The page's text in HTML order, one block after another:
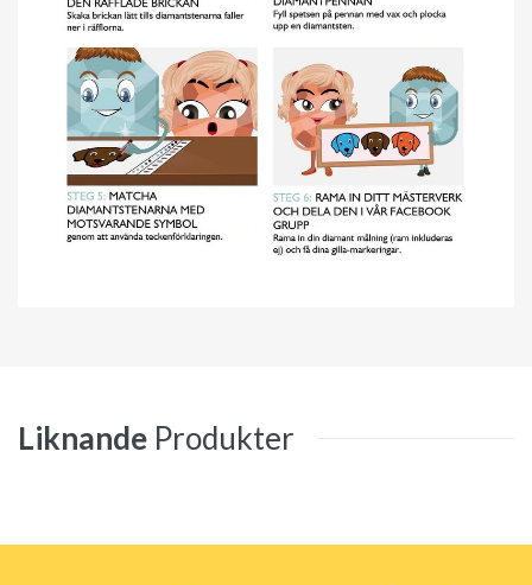
Liknande Produkter